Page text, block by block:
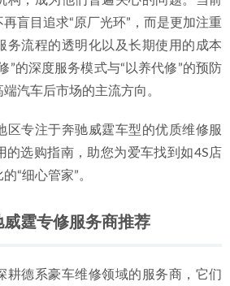
盲目追求“原厂光环”，而是更加注重
务流程的透明化以及长期使用的成本
”的深度服务模式与“以养代修”的预防
汽车后市场的主流方向。
区专注于奔驰威霆车型的优质维修服
的选购指南，助您为爱车找到如4S店
“细心管家”。
霆专修服务商推荐
耕德系豪车维修领域的服务商，它们
维修保养整备服务商专业解析与推荐
养指南：原厂件保障与专业机修店深度
车主指南：五家优质机修店深度解析与